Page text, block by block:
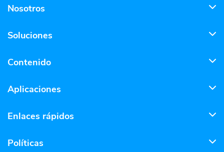
Nosotros
Soluciones
Contenido
Aplicaciones
Enlaces rápidos
Políticas